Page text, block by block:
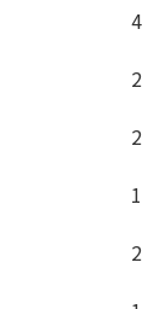
4
2
2
1
2